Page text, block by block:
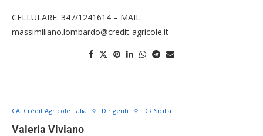
CELLULARE: 347/1241614 – MAIL:
massimiliano.lombardo@credit-agricole.it
CAI Crédit Agricole Italia Dirigenti DR Sicilia
Valeria Viviano